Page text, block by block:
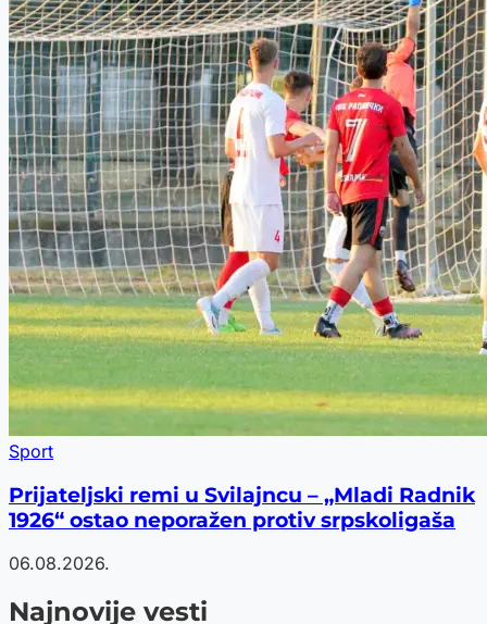
Sport
Prijateljski remi u Svilajncu – „Mladi Radnik
1926“ ostao neporažen protiv srpskoligaša
06.08.2026.
Najnovije vesti